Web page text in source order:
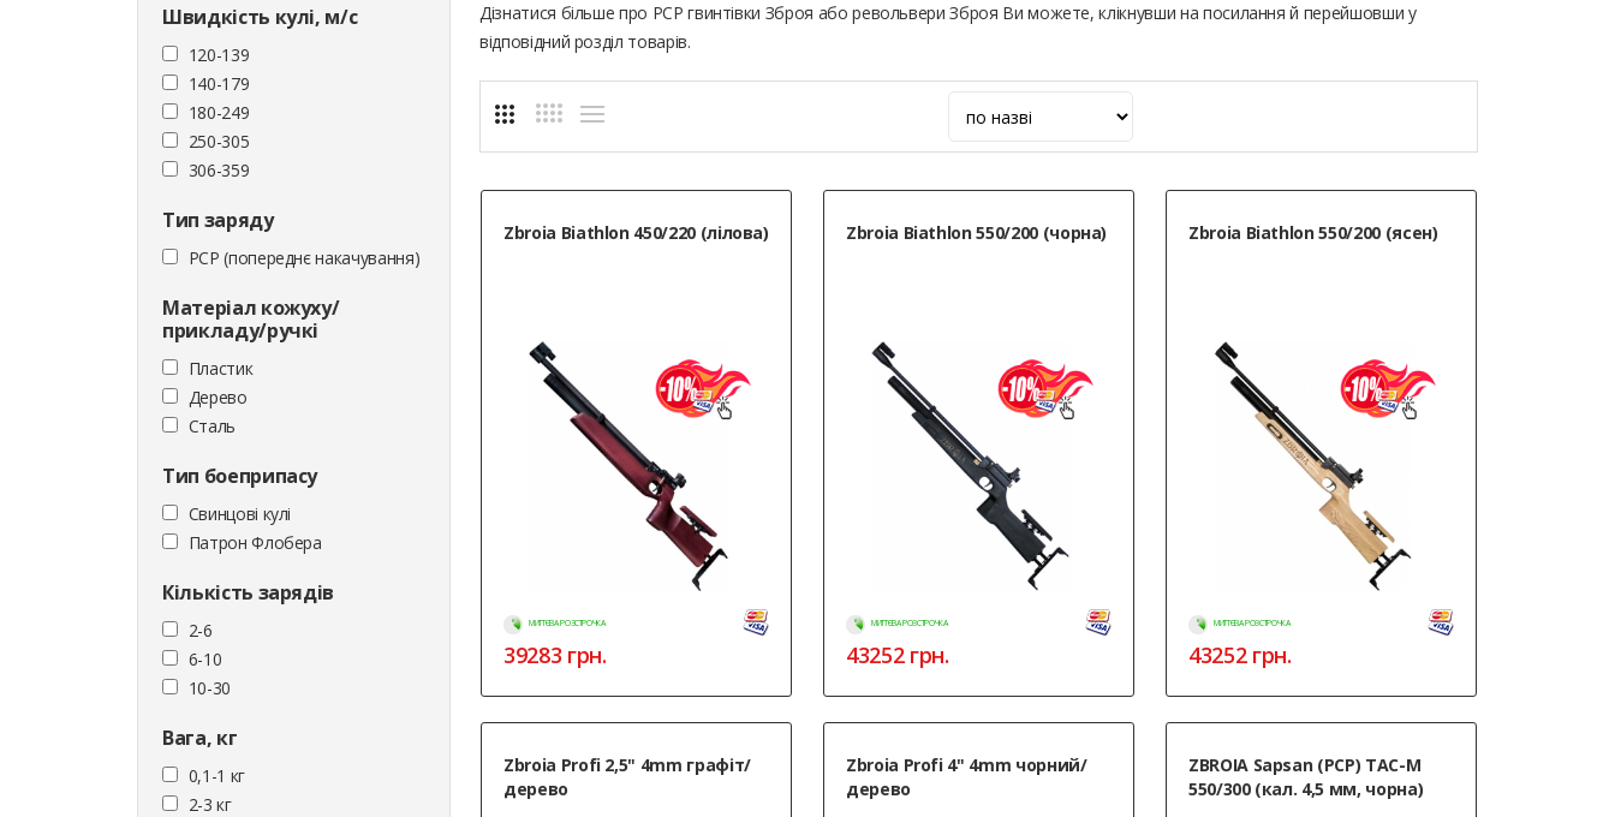
Швидкість кулі, м/с
120-139
140-179
180-249
250-305
306-359
Тип заряду
PCP (попереднє накачування)
Матеріал кожуху/
прикладу/ручкі
Пластик
Дерево
Сталь
Тип боеприпасу
Cвинцові кулі
Патрон Флобера
Кількість зарядів
2-6
6-10
10-30
Вага, кг
0,1-1 кг
2-3 кг
Дізнатися більше про PCP гвинтівки Зброя або револьвери Зброя Ви можете, клікнувши на посилання й перейшовши у
відповідний розділ товарів.
Zbroia Biathlon 450/220 (лілова)
МИТТЄВА РОЗСТРОЧКА
39283 грн.
Zbroia Biathlon 550/200 (чорна)
МИТТЄВА РОЗСТРОЧКА
43252грн.
Zbroia Biathlon 550/200 (ясен)
МИТТЄВА РОЗСТРОЧКА
43252грн.
Zbroia Profi 2,5" 4mm графіт/
дерево
Zbroia Profi 4" 4mm чорний/
дерево
ZBROIA Sapsan (PCP) TAC-M
550/300 (кал. 4,5 мм, чорна)